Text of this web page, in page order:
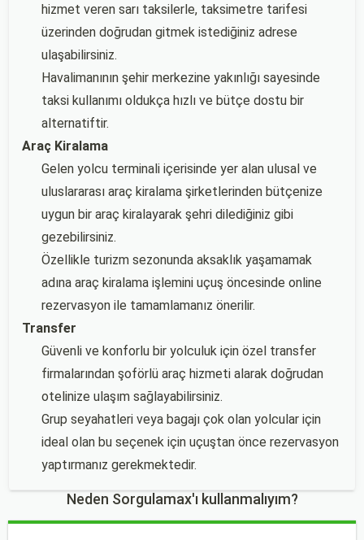
hizmet veren sarı taksilerle, taksimetre tarifesi
üzerinden doğrudan gitmek istediğiniz adrese
ulaşabilirsiniz.
Havalimanının şehir merkezine yakınlığı sayesinde
taksi kullanımı oldukça hızlı ve bütçe dostu bir
alternatiftir.
Araç Kiralama
Gelen yolcu terminali içerisinde yer alan ulusal ve
uluslararası araç kiralama şirketlerinden bütçenize
uygun bir araç kiralayarak şehri dilediğiniz gibi
gezebilirsiniz.
Özellikle turizm sezonunda aksaklık yaşamamak
adına araç kiralama işlemini uçuş öncesinde online
rezervasyon ile tamamlamanız önerilir.
Transfer
Güvenli ve konforlu bir yolculuk için özel transfer
firmalarından şoförlü araç hizmeti alarak doğrudan
otelinize ulaşım sağlayabilirsiniz.
Grup seyahatleri veya bagajı çok olan yolcular için
ideal olan bu seçenek için uçuştan önce rezervasyon
yaptırmanız gerekmektedir.
Neden Sorgulamax'ı kullanmalıyım?